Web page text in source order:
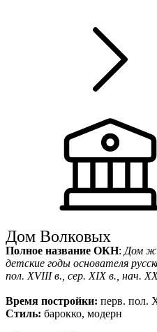
Дом Волковых
Полное название ОКН: Дом
детские годы основателя
пол. XVIII в., сер. XIX в., нач.
Время постройки: перв. пол.
Стиль: барокко, модерн